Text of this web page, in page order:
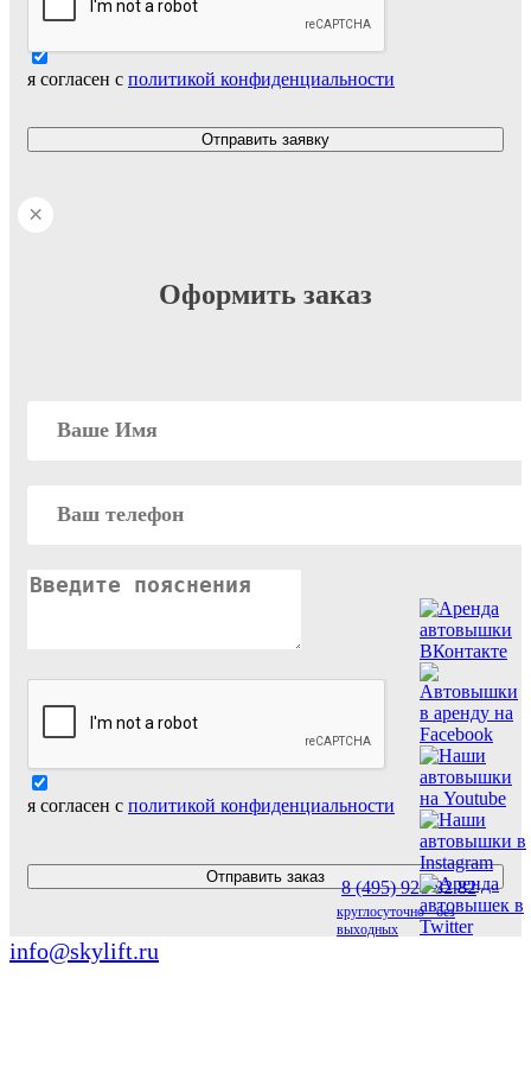
8 (495) 928 82 82
круглосуточно - без
выходных
info@skylift.ru
я согласен с политикой конфиденциальности
Отправить заявку
×
Оформить заказ
я согласен с политикой конфиденциальности
Отправить заказ